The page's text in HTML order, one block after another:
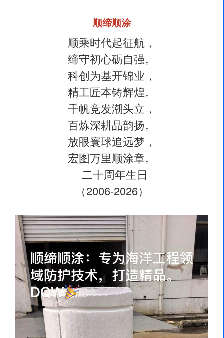
顺缔顺涂
顺乘时代起征航，
缔守初心砺自强。
科创为基开锦业，
精工匠本铸辉煌。
千帆竞发潮头立，
百炼深耕品韵扬。
放眼寰球追远梦，
宏图万里顺涂章。
二十周年生日
（2006-2026）